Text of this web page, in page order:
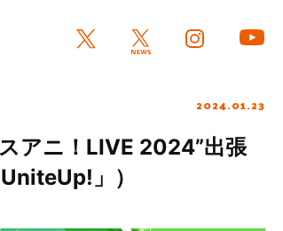
2024.01.23
アニ！LIVE 2024”出張
」）